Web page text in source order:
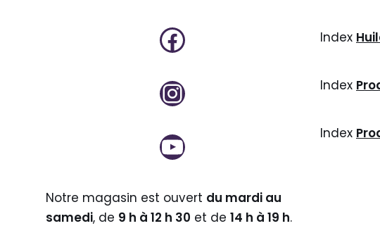
Notre magasin est ouvert du mardi au
samedi, de 9 h à 12 h 30 et de 14 h à 19 h.
Index
Index
Index